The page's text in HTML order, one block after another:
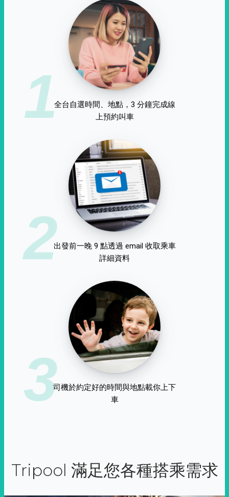
1全台自選時間、地點，3 分鐘完成線
上預約叫車
2出發前一晚 9 點透過 email 收取乘車
詳細資料
3司機於約定好的時間與地點載你上下
車
Tripool 滿足您各種搭乘需求